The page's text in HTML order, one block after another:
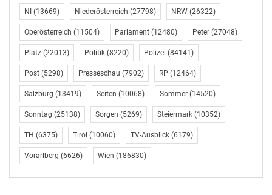
ASFINAG
Walter Mocnik
Pressesprecher Steiermark und Kärnten
Tel.: +43 (0) 664 60108-13827
walter.mocnik@asfinag.at
www.asfinag.at
OTS-ORIGINALTEXT PRESSEAUSSENDUNG UNTER
AUSSCHLIESSLICHER INHALTLICHER VERANTWORTUNG
DES AUSSENDERS. www.ots.at
© Copyright APA-OTS Originaltext-Service GmbH und
der jeweilige Aussender
NI (13669) Niederösterreich (27798) NRW (26322)
Oberösterreich (11504) Parlament (12480) Peter (27048)
Platz (22013) Politik (8220) Polizei (84141)
Post (5298) Presseschau (7902) RP (12464)
Salzburg (13419) Seiten (10068) Sommer (14520)
Sonntag (25138) Sorgen (5269) Steiermark (10352)
TH (6375) Tirol (10060) TV-Ausblick (6179)
Vorarlberg (6626) Wien (186830)